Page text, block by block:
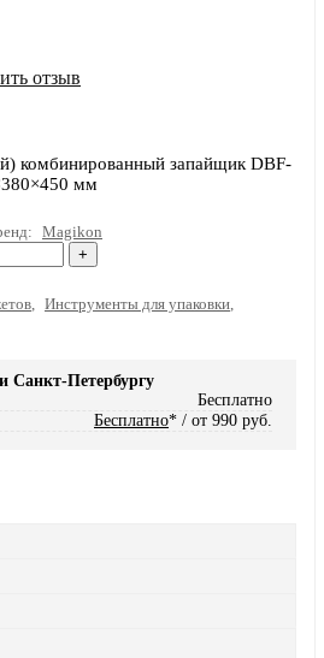
отзыв
комбинированный запайщик DBF-
мм
Magikon
+
Инструменты для упаковки
Санкт-Петербургу
Бесплатно
Бесплатно* / от 990 руб.